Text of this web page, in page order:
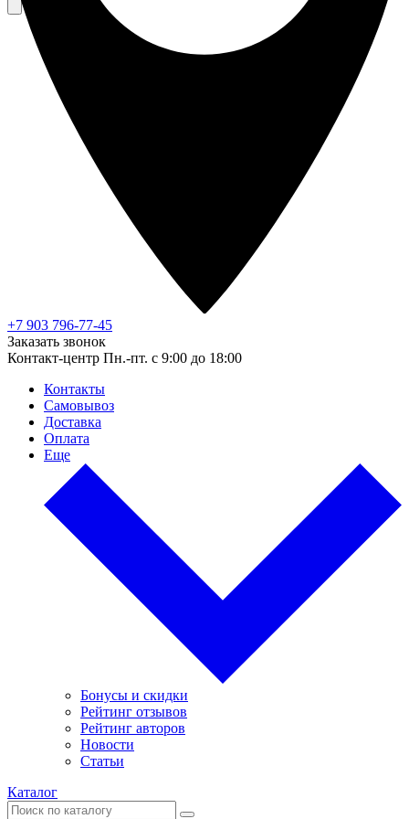
+7 903 796-77-45
Заказать звонок
Контакт-центр Пн.-пт. с 9:00 до 18:00
Контакты
Самовывоз
Доставка
Оплата
Еще
Бонусы и скидки
Рейтинг отзывов
Рейтинг авторов
Новости
Статьи
Каталог